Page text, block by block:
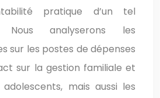
pratique d’un tel
Nous analyserons les
sur les postes de dépenses
sur la gestion familiale et
adolescents, mais aussi les